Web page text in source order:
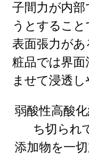
子間力が内部
うとすること
表面張力が
粧品では界
ませて浸透し
弱酸性高酸
ち切られ
添加物を一